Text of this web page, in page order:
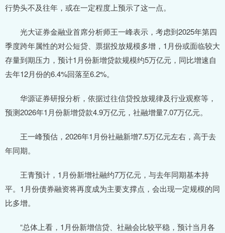
行势头不及往年，或在一定程度上预示了这一点。
光大证券金融业首席分析师王一峰表示，考虑到2025年第四
季度跨年属性的对公短贷、票据投放规模多增，1月份或面临较大
存量到期压力，预计1月份新增贷款规模约5万亿元，同比增速自
去年12月份的6.4%回落至6.2%。
华源证券研报分析，依据过往信贷投放规律及行业观察等，
预测2026年1月份新增贷款4.9万亿元，社融增量7.07万亿元。
王一峰预估，2026年1月份社融新增7.5万亿元左右，高于去
年同期。
王青预计，1月份新增社融约7万亿元，与去年同期基本持
平。1月份债券融资将再度成为主要支撑点，会出现一定规模的同
比多增。
“总体上看，1月份新增信贷、社融会比较平稳，预计当月各